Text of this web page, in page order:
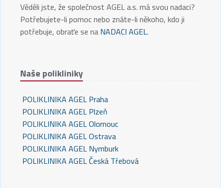
Věděli jste, že společnost AGEL a.s. má svou nadaci?
Potřebujete-li pomoc nebo znáte-li někoho, kdo ji
potřebuje, obraťe se na NADACI AGEL.
Naše polikliniky
POLIKLINIKA AGEL Praha
POLIKLINIKA AGEL Plzeň
POLIKLINIKA AGEL Olomouc
POLIKLINIKA AGEL Ostrava
POLIKLINIKA AGEL Nymburk
POLIKLINIKA AGEL Česká Třebová